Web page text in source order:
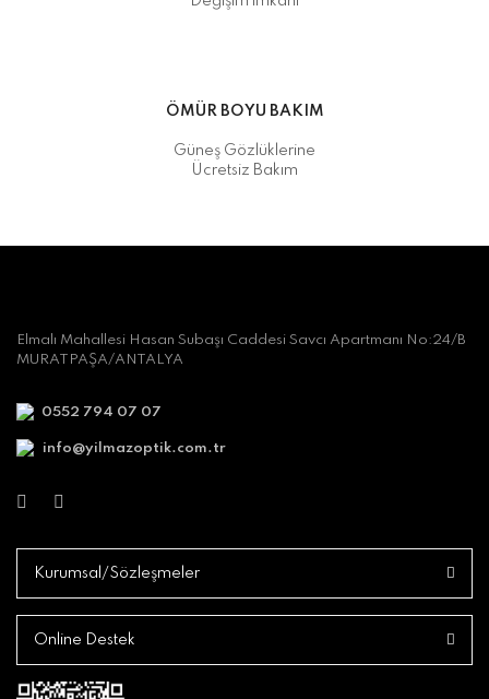
ÖMÜR BOYU BAKIM
Güneş Gözlüklerine
Ücretsiz Bakım
Elmalı Mahallesi Hasan Subaşı Caddesi Savcı Apartmanı No:24/B
MURATPAŞA/ANTALYA
0552 794 07 07
info@yilmazoptik.com.tr
Kurumsal/Sözleşmeler
Online Destek